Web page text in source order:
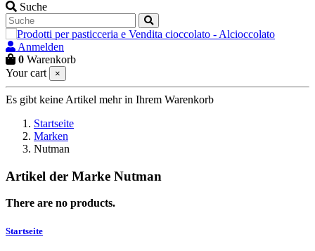
Suche
Anmelden
0 Warenkorb
Your cart
×
Es gibt keine Artikel mehr in Ihrem Warenkorb
Startseite
Marken
Nutman
Artikel der Marke Nutman
There are no products.
Startseite